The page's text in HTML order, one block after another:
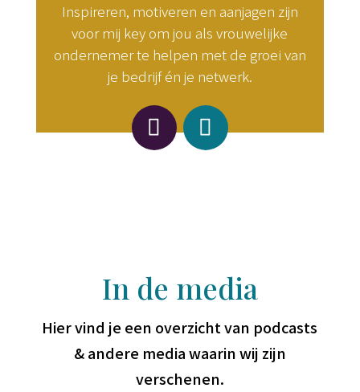
Inspireren, motiveren en aanjagen zijn
voor mij key om jou als vrouwelijke
ondernemer te helpen met de groei van
je bedrijf én je netwerk.
In de media
Hier vind je een overzicht van podcasts
& andere media waarin wij zijn
verschenen.